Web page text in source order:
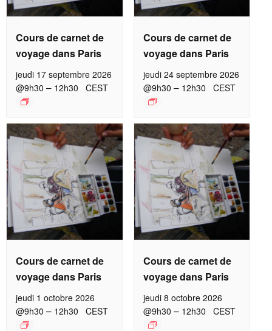
Cours de carnet de
voyage dans Paris
jeudi 17 septembre 2026
@9h30 – 12h30 CEST
Cours de carnet de
voyage dans Paris
jeudi 24 septembre 2026
@9h30 – 12h30 CEST
Cours de carnet de
voyage dans Paris
jeudi 1 octobre 2026
@9h30 – 12h30 CEST
Cours de carnet de
voyage dans Paris
jeudi 8 octobre 2026
@9h30 – 12h30 CEST